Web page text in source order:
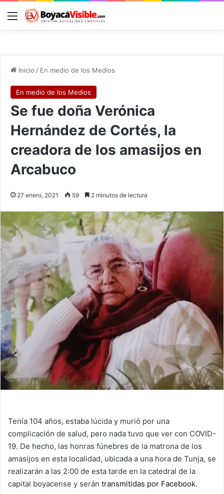
Menú
Inicio / En medio de los Medios
En medio de los Medios
Se fue doña Verónica
Hernández de Cortés, la
creadora de los amasijos en
Arcabuco
27 enero, 2021 59 2 minutos de lectura
Tenía 104 años, estaba lúcida y murió por una
complicación de salud, pero nada tuvo que ver con COVID-
19. De hecho, las honras fúnebres de la matrona de los
amasijos en esta localidad, ubicada a una hora de Tunja, se
realizarán a las 2:00 de esta tarde en la catedral de la
capital boyacense y serán transmitidas por Facebook.